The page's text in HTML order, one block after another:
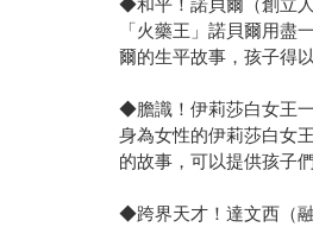
「火藥王」諾貝爾用
爾的生平故事，孩子得
◆膽識！伊莉莎白女王
身為女性的伊莉莎白女
的故事，可以提供孩子
◆跨界天才！達文西（